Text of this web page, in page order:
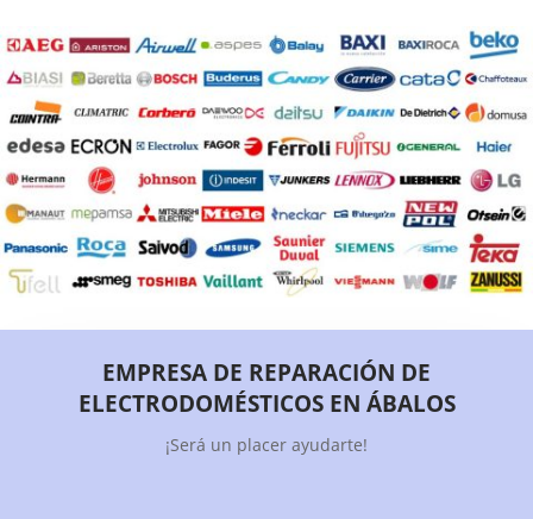
EMPRESA DE REPARACIÓN DE
ELECTRODOMÉSTICOS EN ÁBALOS
¡Será un placer ayudarte!